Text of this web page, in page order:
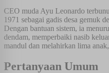
CEO muda Ayu Leonardo
1971 sebagai gadis desa gemuk
Dengan bantuan sistem, ia
dendam, memperbaiki nasib
mandul dan melahirkan lima
Pertanyaan Umum